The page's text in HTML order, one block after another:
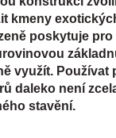
kmeny
poskytuje pro
využít. Používat
daleko není
stavění.